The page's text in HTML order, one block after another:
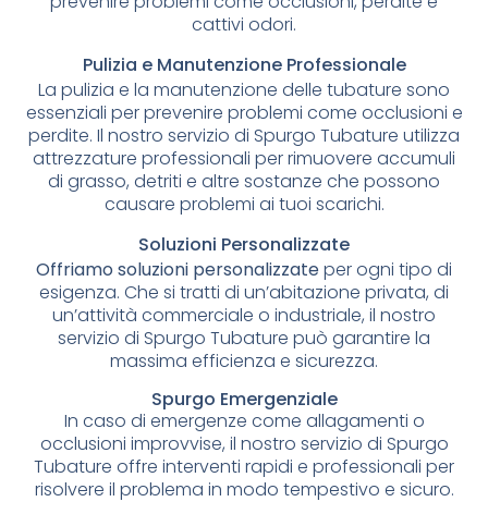
cattivi odori.
Pulizia e Manutenzione Professionale
La pulizia e la manutenzione delle tubature sono
essenziali per prevenire problemi come occlusioni e
perdite. Il nostro servizio di Spurgo Tubature utilizza
attrezzature professionali per rimuovere accumuli
di grasso, detriti e altre sostanze che possono
causare problemi ai tuoi scarichi.
Soluzioni Personalizzate
Offriamo soluzioni personalizzateper ogni tipo di
esigenza. Che si tratti di un’abitazione privata, di
un’attività commerciale o industriale, il nostro
servizio di Spurgo Tubature può garantire la
massima efficienza e sicurezza.
Spurgo Emergenziale
In caso di emergenze come allagamenti o
occlusioni improvvise, il nostro servizio di Spurgo
Tubature offre interventi rapidi e professionali per
risolvere il problema in modo tempestivo e sicuro.